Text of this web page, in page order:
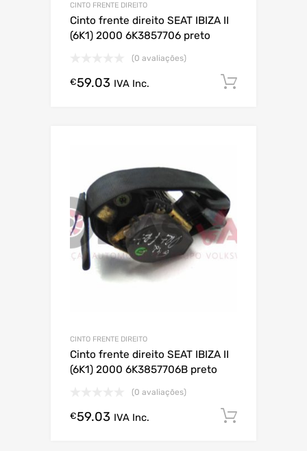
CINTO FRENTE DIREITO
Cinto frente direito SEAT IBIZA II
(6K1) 2000 6K3857706 preto
(0 avaliações)
€59.03 IVA Inc.
CINTO FRENTE DIREITO
Cinto frente direito SEAT IBIZA II
(6K1) 2000 6K3857706B preto
(0 avaliações)
€59.03 IVA Inc.